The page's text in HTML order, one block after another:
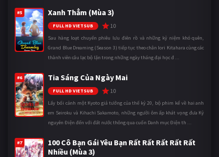
#5 Xanh Thẳm (Mùa 3)
FULL HD VIETSUB 10
Sau hàng loạt chuyến phiêu lưu điên rồ và những kỷ niệm khó quên,
Grand Blue Dreaming (Season 3) tiếp tục theo chân Iori Kitahara cùng các
thành viên câu lạc bộ lặn trong những ngày tháng đại học đ ...
#6 Tia Sáng Của Ngày Mai
FULL HD VIETSUB 10
Lấy bối cảnh một Kyoto giả tưởng của thế kỷ 20, bộ phim kể về hai anh
em Seiroku và Kihachi Sakamoto, những người ôm ấp khát vọng đưa Kỷ
nguyên Điện đến với đất nước thông qua cuốn Danh mục Điện th ...
#7
100 Cô Bạn Gái Yêu Bạn Rất Rất Rất Rất Rất
Nhiều (Mùa 3)